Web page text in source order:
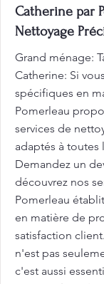
Catherine par
Nettoyage
Grand ménage:
Catherine: Si
spécifiques en
Pomerleau
services de
adaptés à toutes
Demandez un
découvrez nos
Pomerleau
en matière de
satisfaction
n'est pas
c'est aussi